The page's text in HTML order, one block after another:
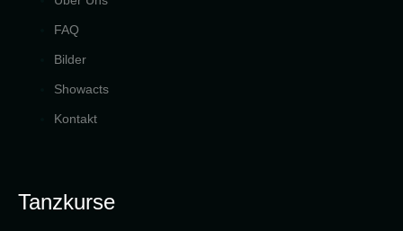
FAQ
Bilder
Showacts
Kontakt
Tanzkurse